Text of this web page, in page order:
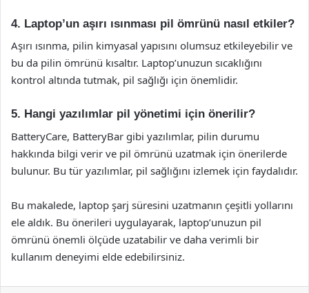
4. Laptop’un aşırı ısınması pil ömrünü nasıl etkiler?
Aşırı ısınma, pilin kimyasal yapısını olumsuz etkileyebilir ve
bu da pilin ömrünü kısaltır. Laptop’unuzun sıcaklığını
kontrol altında tutmak, pil sağlığı için önemlidir.
5. Hangi yazılımlar pil yönetimi için önerilir?
BatteryCare, BatteryBar gibi yazılımlar, pilin durumu
hakkında bilgi verir ve pil ömrünü uzatmak için önerilerde
bulunur. Bu tür yazılımlar, pil sağlığını izlemek için faydalıdır.
Bu makalede, laptop şarj süresini uzatmanın çeşitli yollarını
ele aldık. Bu önerileri uygulayarak, laptop’unuzun pil
ömrünü önemli ölçüde uzatabilir ve daha verimli bir
kullanım deneyimi elde edebilirsiniz.